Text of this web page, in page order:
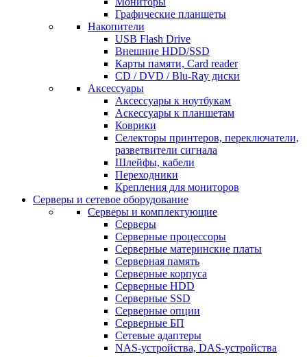
Графические планшеты
Накопители
USB Flash Drive
Внешние HDD/SSD
Карты памяти, Card reader
CD / DVD / Blu-Ray диски
Аксессуары
Аксессуары к ноутбукам
Аскессуары к планшетам
Коврики
Селекторы принтеров, переключатели,
разветвители сигнала
Шлейфы, кабели
Переходники
Крепления для мониторов
Серверы и сетевое оборудование
Серверы и комплектующие
Серверы
Серверные процессоры
Серверные материнские платы
Серверная память
Серверные корпуса
Серверные HDD
Серверные SSD
Серверные опции
Серверные БП
Сетевые адаптеры
NAS-устройства, DAS-устройства